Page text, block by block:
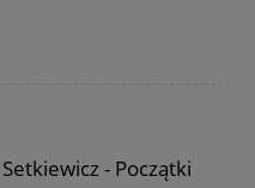
- Początki